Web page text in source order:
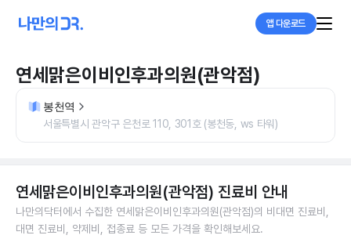
앱 다운로드
연세맑은이비인후과의원(관악점)
봉천역
서울특별시 관악구 은천로 110, 301호 (봉천동, ws 타워)
연세맑은이비인후과의원(관악점) 진료비 안내
나만의닥터에서 수집한 연세맑은이비인후과의원(관악점)의 비대면 진료비,
대면 진료비, 약제비, 접종료 등 모든 가격을 확인해보세요.